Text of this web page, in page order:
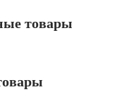
товары